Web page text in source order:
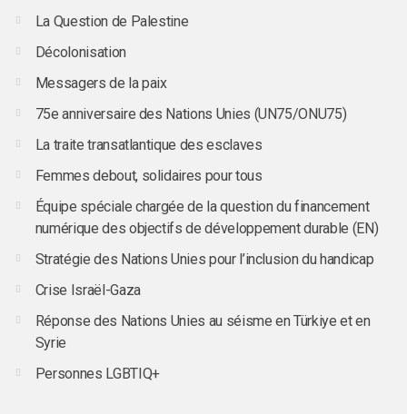
La Question de Palestine
Décolonisation
Messagers de la paix
75e anniversaire des Nations Unies (UN75/ONU75)
La traite transatlantique des esclaves
Femmes debout, solidaires pour tous
Équipe spéciale chargée de la question du financement
numérique des objectifs de développement durable (EN)
Stratégie des Nations Unies pour l’inclusion du handicap
Crise Israël-Gaza
Réponse des Nations Unies au séisme en Türkiye et en
Syrie
Personnes LGBTIQ+